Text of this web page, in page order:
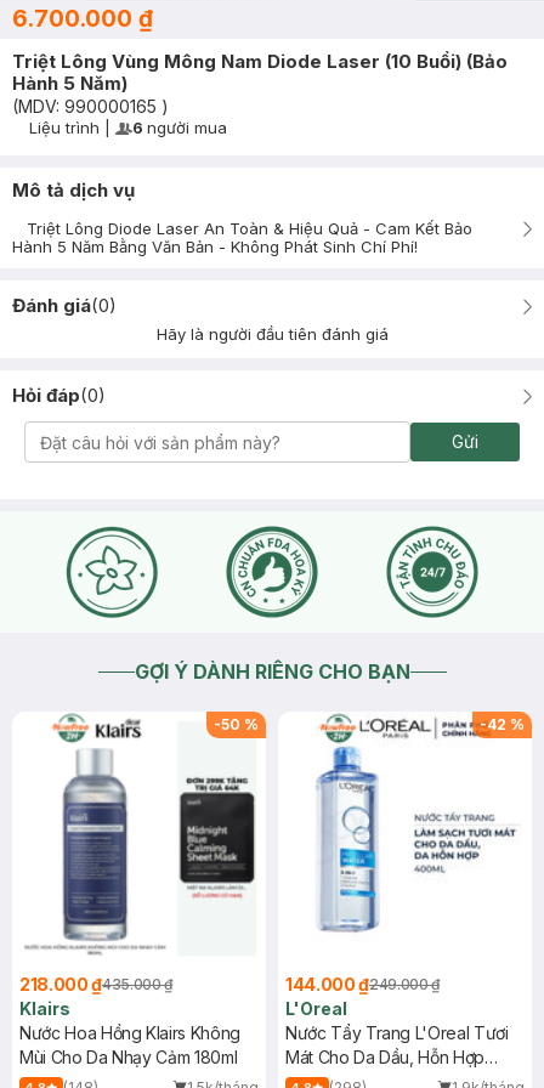
6.700.000 ₫
Triệt Lông Vùng Mông Nam Diode Laser (10 Buổi) (Bảo
Hành 5 Năm)
(MDV: 990000165 )
Timer Gray Icon
Liệu trình User Product Icon
6 người mua
Mô tả dịch vụ
Triệt Lông Diode Laser An Toàn & Hiệu Quả - Cam Kết Bảo
Hành 5 Năm Bằng Văn Bản - Không Phát Sinh Chí Phí!
Đánh giá(0)
Hãy là người đầu tiên đánh giá
Hỏi đáp(0)
Gửi
GỢI Ý DÀNH RIÊNG CHO BẠN
-50 %
218.000 ₫435.000 ₫
Klairs
Nước Hoa Hồng Klairs Không
Mùi Cho Da Nhạy Cảm 180ml
-42 %
144.000 ₫249.000 ₫
L'Oreal
Nước Tẩy Trang L'Oreal Tươi
Mát Cho Da Dầu, Hỗn Hợp
400ml